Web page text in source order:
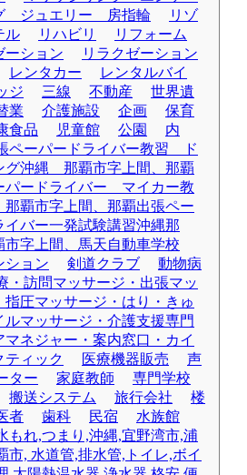
ジュエリー 房指輪
リゾ
ル
リハビリ
リフォーム
ーション
リラクゼーション
レンタカー
レンタルバイ
ジ 三線 不動産
世界遺
業 介護施設 企画
保育
食品 児童館 公園
内
ペーパードライバー教習 ド
グ沖縄 那覇市字上間、那覇
パードライバー マイカー教
覇市字上間、那覇出張ペー
イバー一発試験講習沖縄那
字上間、馬天自動車学校
ション
剣道クラブ
動物病
・訪問マッサージ・出張マッ
指圧マッサージ・はり・きゅ
ルマッサージ・介護支援専門
マネジャー・案内窓口・カイ
ティック
医療機器販売
声
ター
家庭教師
専門学校
搬送システム 旅行会社
楼
者 歯科 民宿
水族館
もれ,つまり,沖縄,宜野湾市,浦
市, 水道管,排水管,トイレ,ボイ